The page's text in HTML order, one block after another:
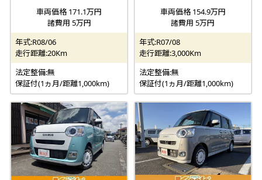
車両価格 171.1万円
諸費用 5万円
年式:R08/06
走行距離:20Km
法定整備:無
保証付(1ヵ月/距離1,000km)
車両価格 154.9万円
諸費用 5万円
年式:R07/08
走行距離:3,000Km
法定整備:無
保証付(1ヵ月/距離1,000km)